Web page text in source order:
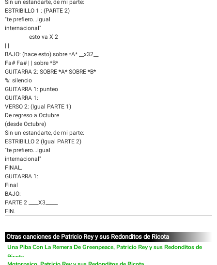
Sin un estandarte, de mi parte:
ESTRIBILLO 1 : (PARTE 2)
"te prefiero...igual
internacional"
__________esto va X 2_______________________
| |
BAJO: (hace esto) sobre *A* __x32__
Fa# Fa# | | sobre *B*
GUITARRA 2: SOBRE *A* SOBRE *B*
%: silencio
GUITARRA 1: punteo
GUITARRA 1:
VERSO 2: (Igual PARTE 1)
De regreso a Octubre
(desde Octubre)
Sin un estandarte, de mi parte:
ESTRIBILLO 2 (Igual PARTE 2)
"te prefiero...igual
internacional"
FINAL.
GUITARRA 1:
Final
BAJO:
PARTE 2 ____X3_____
FIN.
Otras canciones de Patricio Rey y sus Redonditos de Ricota
Una Piba Con La Remera De Greenpeace, Patricio Rey y sus Redonditos de
Ricota